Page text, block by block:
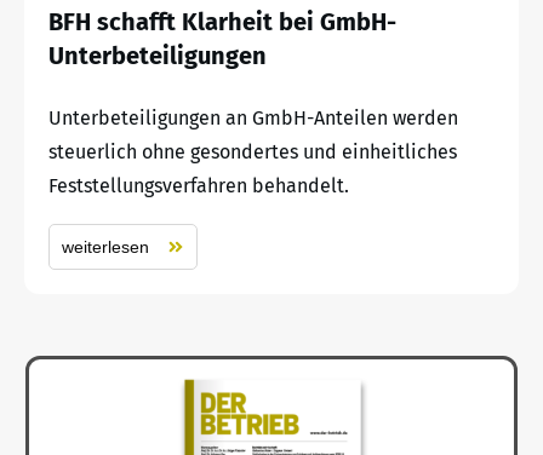
BFH schafft Klarheit bei GmbH-
Unterbeteiligungen
Unterbeteiligungen an GmbH-Anteilen werden
steuerlich ohne gesondertes und einheitliches
Feststellungsverfahren behandelt.
weiterlesen